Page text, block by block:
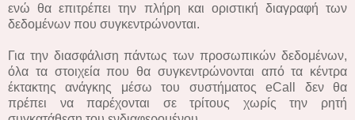
ενώ θα επιτρέπει την πλήρη και οριστική διαγραφή των
δεδομένων που συγκεντρώνονται.
Για την διασφάλιση πάντως των προσωπικών δεδομένων,
όλα τα στοιχεία που θα συγκεντρώνονται από τα κέντρα
έκτακτης ανάγκης μέσω του συστήματος eCall δεν θα
πρέπει να παρέχονται σε τρίτους χωρίς την ρητή